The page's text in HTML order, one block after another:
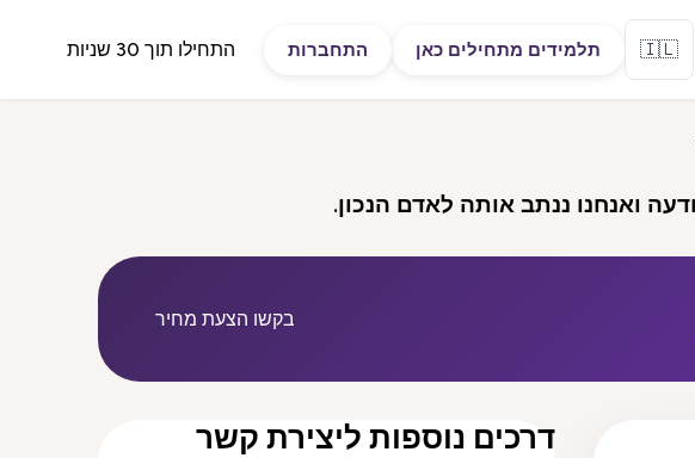
🇮🇱 תלמידים מתחילים כאן התחברות התחילו תוך 30 שניות
ואנחנו ננתב אותה לאדם הנכון.
בקשו הצעת מחיר
דרכים נוספות ליצירת קשר